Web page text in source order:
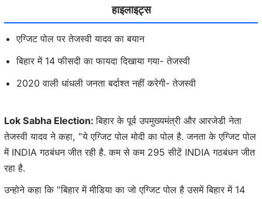
हाइलाइट्स
एग्जिट पोल पर तेजस्वी यादव का बयान
बिहार में 14 फीसदी का फायदा दिखाया गया- तेजस्वी
2020 वाली धांधली जनता बर्दाश्त नहीं करेगी- तेजस्वी
Lok Sabha Election:बिहार के पूर्व उपमुख्यमंत्री और आरजेडी नेता
तेजस्वी यादव ने कहा, "ये एग्जिट पोल मोदी का पोल है. जनता के एग्जिट पोल
में INDIA गठबंधन जीत रही है. कम से कम 295 सीटें INDIA गठबंधन जीत
रहा है.
उन्होने कहा कि "बिहार में मीडिया का जो एग्जिट पोल है उसमें बिहार में 14